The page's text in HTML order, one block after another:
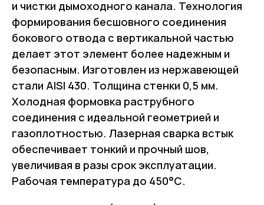
и чистки дымоходного канала. Технология
формирования бесшовного соединения
бокового отвода с вертикальной частью
делает этот элемент более надежным и
безопасным. Изготовлен из нержавеющей
стали AISI 430. Толщина стенки 0,5 мм.
Холодная формовка раструбного
соединения с идеальной геометрией и
газоплотностью. Лазерная сварка встык
обеспечивает тонкий и прочный шов,
увеличивая в разы срок эксплуатации.
Рабочая температура до 450°С.